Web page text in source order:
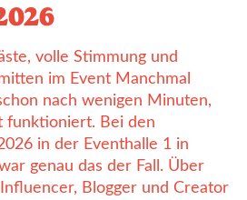
volle Stimmung und
im Event Manchmal
nach wenigen Minuten,
funktioniert. Bei den
in der Eventhalle 1 in
genau das der Fall. Über
Blogger und Creator